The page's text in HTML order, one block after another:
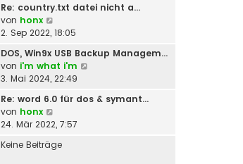
Re: country.txt datei nicht a…
von honx
e
e
s
t
e
B
i
2. Sep 2022, 18:05
DOS, Win9x USB Backup Managem…
von i'm what i'm
e
3. Mai 2024, 22:49
Re: word 6.0 für dos & symant…
von honx
e
e
24. Mär 2022, 7:57
Keine Beiträge